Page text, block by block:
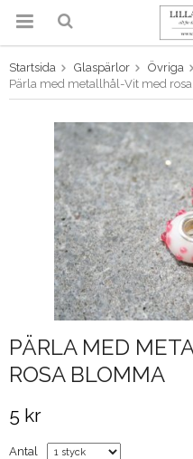
Produkten
Startsida Glaspärlor
Övriga
Pärla med metallhål-Vit med
PÄRLA MED
ROSA BLOMMA
5 kr
Antal